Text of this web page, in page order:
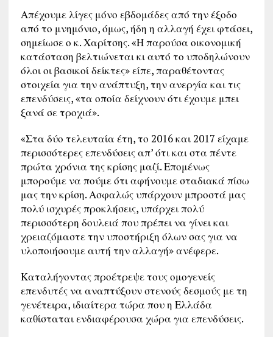
Απέχουμε λίγες μόνο εβδομάδες από την έξοδο
από το μνημόνιο, όμως, ήδη η αλλαγή έχει φτάσει,
σημείωσε ο κ. Χαρίτσης. «Η παρούσα οικονομική
κατάσταση βελτιώνεται κι αυτό το υποδηλώνουν
όλοι οι βασικοί δείκτες» είπε, παραθέτοντας
στοιχεία για την ανάπτυξη, την ανεργία και τις
επενδύσεις, «τα οποία δείχνουν ότι έχουμε μπει
ξανά σε τροχιά».
«Στα δύο τελευταία έτη, το 2016 και 2017 είχαμε
περισσότερες επενδύσεις απ’ ότι και στα πέντε
πρώτα χρόνια της κρίσης μαζί. Επομένως
μπορούμε να πούμε ότι αφήνουμε σταδιακά πίσω
μας την κρίση. Ασφαλώς υπάρχουν μπροστά μας
πολύ ισχυρές προκλήσεις, υπάρχει πολύ
περισσότερη δουλειά που πρέπει να γίνει και
χρειαζόμαστε την υποστήριξη όλων σας για να
υλοποιήσουμε αυτή την αλλαγή» ανέφερε.
Καταλήγοντας προέτρεψε τους ομογενείς
επενδυτές να αναπτύξουν στενούς δεσμούς με τη
γενέτειρα, ιδιαίτερα τώρα που η Ελλάδα
καθίσταται ενδιαφέρουσα χώρα για επενδύσεις.